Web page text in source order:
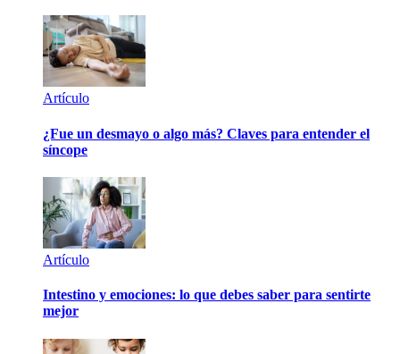
Artículo
¿Fue un desmayo o algo más? Claves para entender el
síncope
Artículo
Intestino y emociones: lo que debes saber para sentirte
mejor